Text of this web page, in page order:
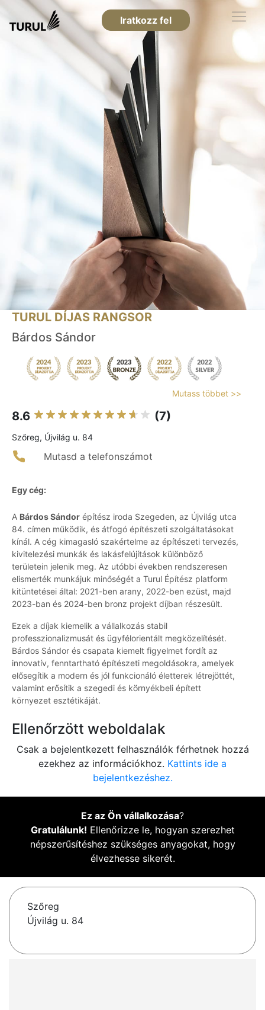
Iratkozz fel
TURUL DÍJAS RANGSOR
Bárdos Sándor
Mutass többet >>
8.6 (7)
Szőreg, Újvilág u. 84
Mutasd a telefonszámot
Egy cég:
A Bárdos Sándor építész iroda Szegeden, az Újvilág utca
84. címen működik, és átfogó építészeti szolgáltatásokat
kínál. A cég kimagasló szakértelme az építészeti tervezés,
kivitelezési munkák és lakásfelújítások különböző
területein jelenik meg. Az utóbbi években rendszeresen
elismerték munkájuk minőségét a Turul Építész platform
kitüntetései által: 2021-ben arany, 2022-ben ezüst, majd
2023-ban és 2024-ben bronz projekt díjban részesült.
Ezek a díjak kiemelik a vállalkozás stabil
professzionalizmusát és ügyfélorientált megközelítését.
Bárdos Sándor és csapata kiemelt figyelmet fordít az
innovatív, fenntartható építészeti megoldásokra, amelyek
elősegítik a modern és jól funkcionáló életterek létrejöttét,
valamint erősítik a szegedi és környékbeli épített
környezet esztétikáját.
Ellenőrzött weboldalak
Csak a bejelentkezett felhasználók férhetnek hozzá
ezekhez az információkhoz. Kattints ide a
bejelentkezéshez.
Ez az Ön vállalkozása?
Gratulálunk! Ellenőrizze le, hogyan szerezhet
népszerűsítéshez szükséges anyagokat, hogy
élvezhesse sikerét.
Szőreg
Újvilág u. 84